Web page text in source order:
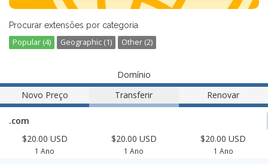
Procurar extensões por categoria
Popular (4) Geographic (1) Other (2)
Domínio
Novo Preço
Transferir Renovar
.com
$20.00 USD
1 Ano
$20.00 USD
1 Ano
$20.00 USD
1 Ano